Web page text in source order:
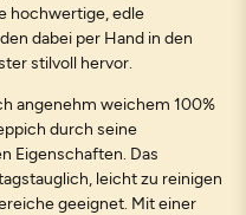
hochwertige, edle
dabei per Hand in den
stilvoll hervor.
angenehm weichem 100%
durch seine
Eigenschaften. Das
leicht zu reinigen
geeignet. Mit einer